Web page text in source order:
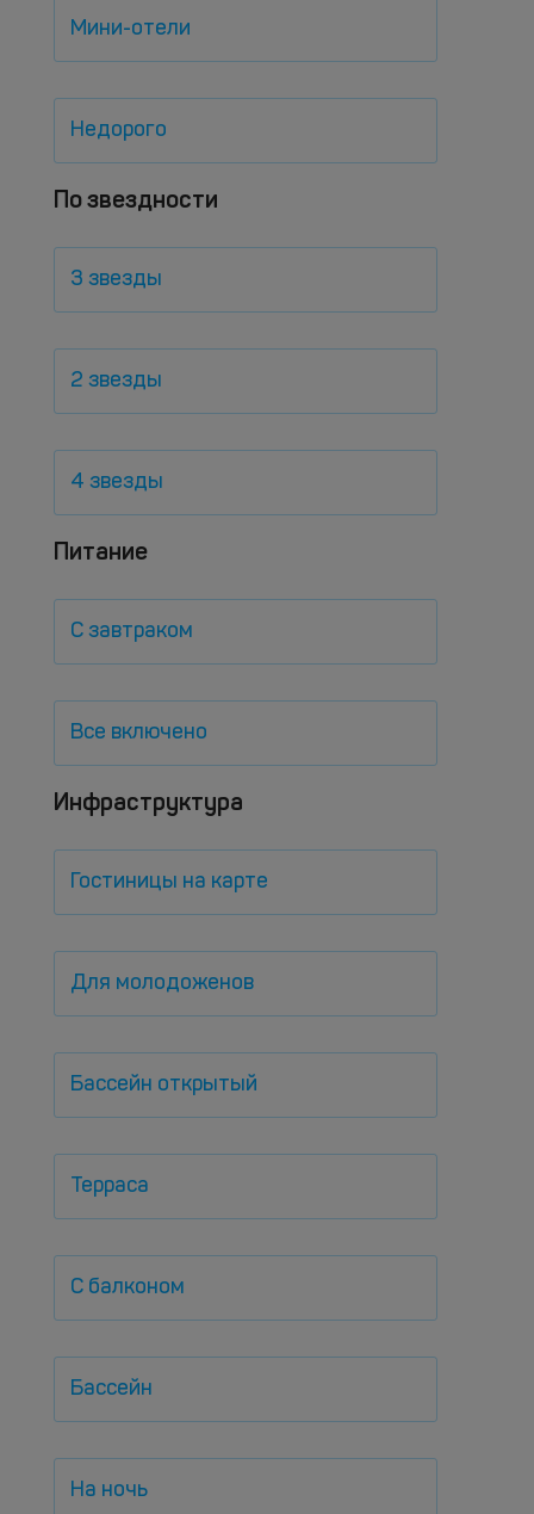
Мини-отели
Недорого
По звездности
3 звезды
2 звезды
4 звезды
Питание
С завтраком
Все включено
Инфраструктура
Гостиницы на карте
Для молодоженов
Бассейн открытый
Терраса
С балконом
Бассейн
На ночь